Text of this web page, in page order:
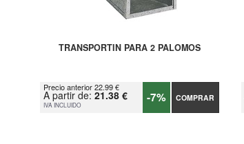
TRANSPORTIN PARA 2 PALOMOS
Precio anterior 22.99 €
A partir de: 21.38 €
IVA INCLUIDO -7% COMPRAR